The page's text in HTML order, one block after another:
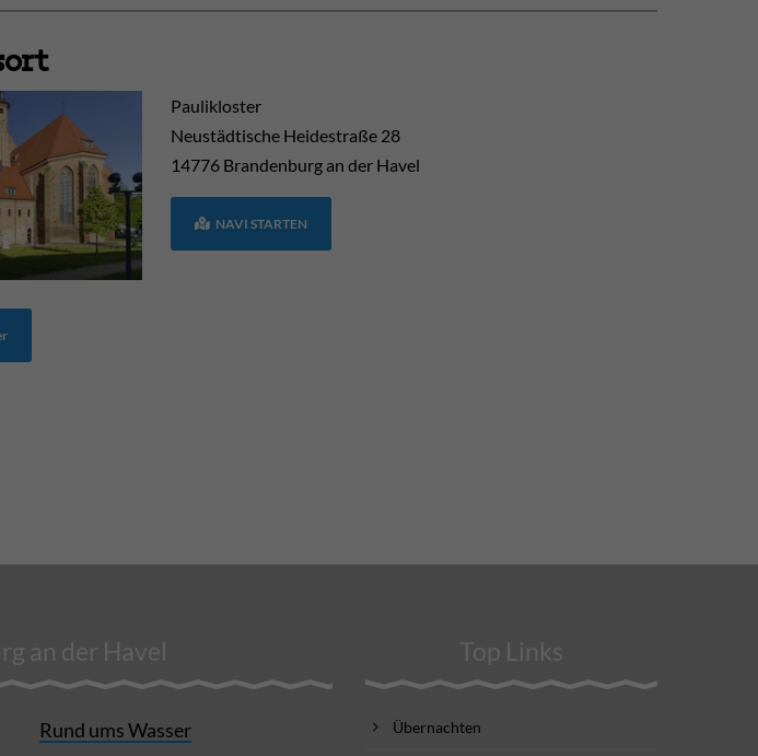
Paulikloster
Neustädtische Heidestraße 28
14776 Brandenburg an der Havel
NAVI STARTEN
an der Havel
Rund ums Wasser
Top Links
Übernachten